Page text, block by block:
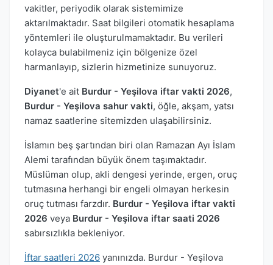
vakitler, periyodik olarak sistemimize
aktarılmaktadır. Saat bilgileri otomatik hesaplama
yöntemleri ile oluşturulmamaktadır. Bu verileri
kolayca bulabilmeniz için bölgenize özel
harmanlayıp, sizlerin hizmetinize sunuyoruz.
Diyanet'e ait Burdur - Yeşilova iftar vakti 2026,
Burdur - Yeşilova sahur vakti, öğle, akşam, yatsı
namaz saatlerine sitemizden ulaşabilirsiniz.
İslamın beş şartından biri olan Ramazan Ayı İslam
Alemi tarafından büyük önem taşımaktadır.
Müslüman olup, akli dengesi yerinde, ergen, oruç
tutmasına herhangi bir engeli olmayan herkesin
oruç tutması farzdır. Burdur - Yeşilova iftar vakti
2026 veya Burdur - Yeşilova iftar saati 2026
sabırsızlıkla bekleniyor.
İftar saatleri 2026 yanınızda. Burdur - Yeşilova